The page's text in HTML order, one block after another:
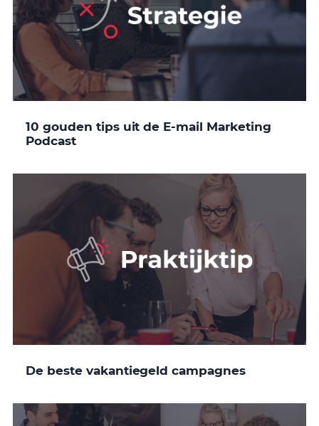
10 gouden tips uit de E-mail Marketing
Podcast
De beste vakantiegeld campagnes